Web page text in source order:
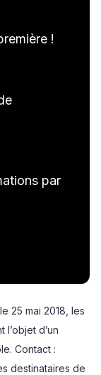
!
par
25 mai 2018, les
d’un
Contact :
destinataires de